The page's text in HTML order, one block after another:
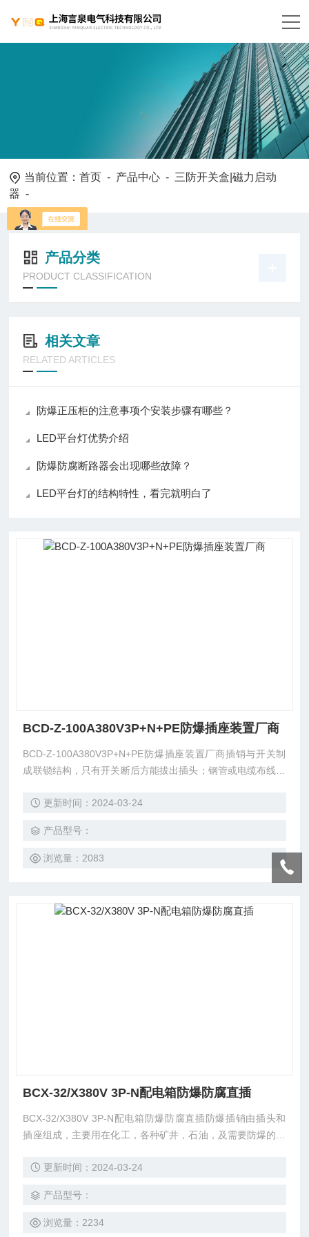
当前位置：首页 - 产品中心 - 三防开关盒|磁力启动
器 -
产品分类
PRODUCT CLASSIFICATION
相关文章
RELATED ARTICLES
防爆正压柜的注意事项个安装步骤有哪些？
LED平台灯优势介绍
防爆防腐断路器会出现哪些故障？
LED平台灯的结构特性，看完就明白了
BCD-Z-100A380V3P+N+PE防爆插座装置厂商
BCD-Z-100A380V3P+N+PE防爆插座装置厂商插销与开关制
成联锁结构，只有开关断后方能拔出插头；钢管或电缆布线均
更新时间：2024-03-24
产品型号：
浏览量：2083
BCX-32/X380V 3P-N配电箱防爆防腐直插
BCX-32/X380V 3P-N配电箱防爆防腐直插防爆插销由插头和
插座组成，主要用在化工，各种矿井，石油，及需要防爆的场
更新时间：2024-03-24
产品型号：
浏览量：2234